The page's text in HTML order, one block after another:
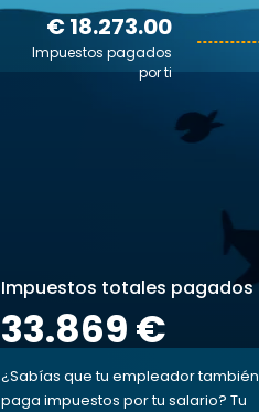
€ 18.273.00
Impuestos pagados
por ti
Impuestos totales pagados
33.869 €
¿Sabías que tu empleador también
paga impuestos por tu salario? Tu